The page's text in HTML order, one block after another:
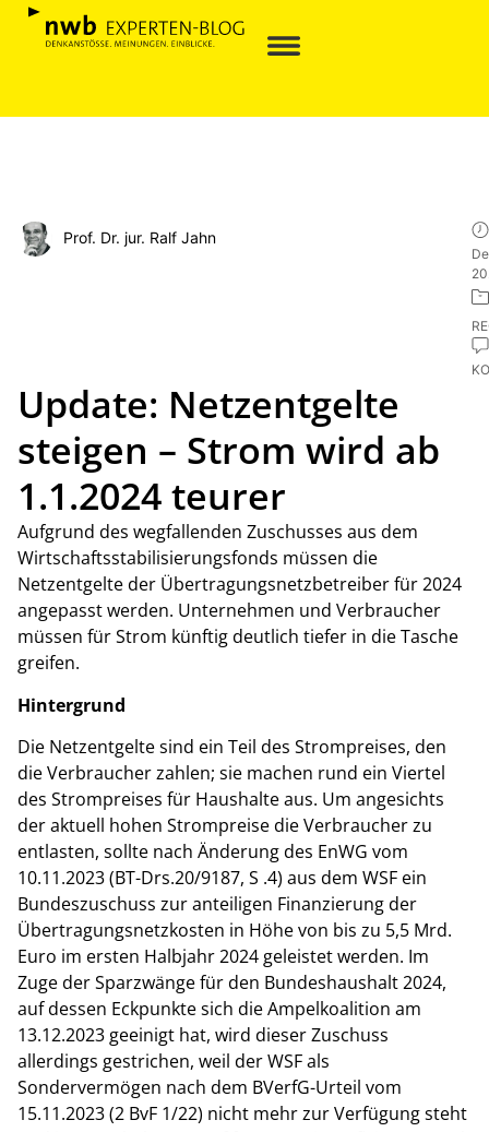
Prof. Dr. jur. Ralf Jahn
Update: Netzentgelte
steigen – Strom wird ab
1.1.2024 teurer
Aufgrund des wegfallenden Zuschusses aus dem
Wirtschaftsstabilisierungsfonds müssen die
Netzentgelte der Übertragungsnetzbetreiber für 2024
angepasst werden. Unternehmen und Verbraucher
müssen für Strom künftig deutlich tiefer in die Tasche
greifen.
Hintergrund
Die Netzentgelte sind ein Teil des Strompreises, den
die Verbraucher zahlen; sie machen rund ein Viertel
des Strompreises für Haushalte aus. Um angesichts
der aktuell hohen Strompreise die Verbraucher zu
entlasten, sollte nach Änderung des EnWG vom
10.11.2023 (BT-Drs.20/9187, S .4) aus dem WSF ein
Bundeszuschuss zur anteiligen Finanzierung der
Übertragungsnetzkosten in Höhe von bis zu 5,5 Mrd.
Euro im ersten Halbjahr 2024 geleistet werden. Im
Zuge der Sparzwänge für den Bundeshaushalt 2024,
auf dessen Eckpunkte sich die Ampelkoalition am
13.12.2023 geeinigt hat, wird dieser Zuschuss
allerdings gestrichen, weil der WSF als
Sondervermögen nach dem BVerfG-Urteil vom
15.11.2023 (2 BvF 1/22) nicht mehr zur Verfügung steht